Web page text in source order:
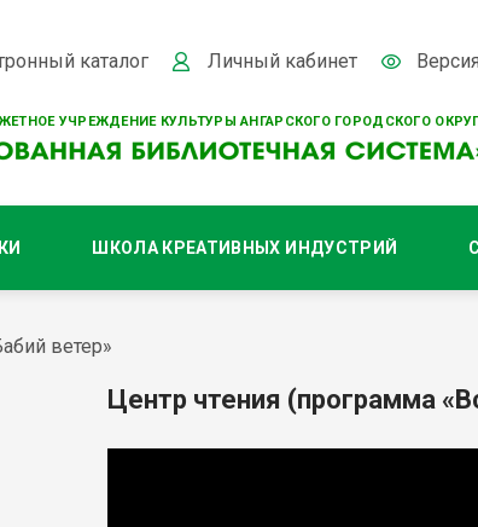
УЧРЕЖДЕНИЕ КУЛЬТУРЫ АНГАРСКОГО ГОРОДСКОГО
каталог Личный кабинет
ШКОЛА КРЕАТИВНЫХ ИНДУСТРИЙ
ветер»
Центр чтения (программа